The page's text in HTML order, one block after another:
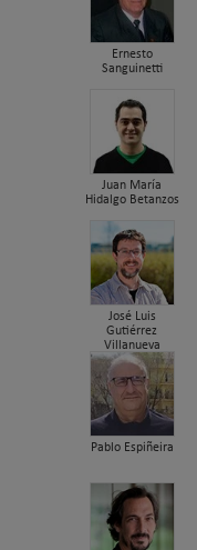
Ernesto
Sanguinetti
Juan María
Hidalgo Betanzos
José Luis
Gutiérrez
Villanueva
Pablo Espiñeira